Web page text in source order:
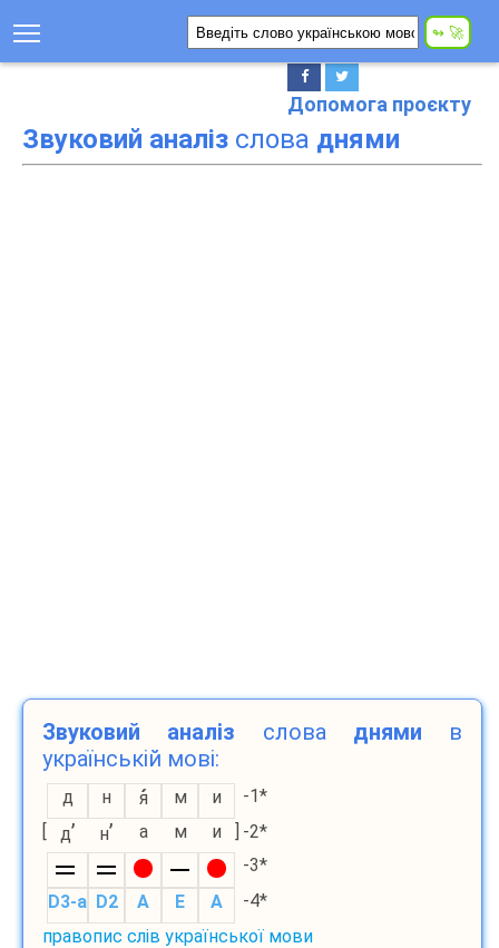
Допомога проєкту
Звуковий аналіз слова днями
Звуковий аналіз слова днями в
українській мові:
д н я м и
-1*
[
д’ н’ а м и ] -2*
-3*
D3-а D2 A E A
-4*
правопис слів української мови